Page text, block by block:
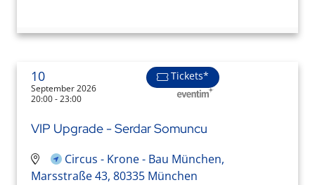
10
September 2026
20:00 - 23:00
Tickets*
VIP Upgrade - Serdar Somuncu
Circus - Krone - Bau München,
Marsstraße 43, 80335 München